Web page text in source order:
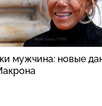
мужчина: новые